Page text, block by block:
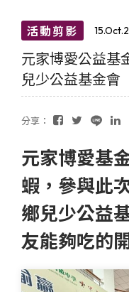
活動剪影
元家博愛公益基
兒少公益基金會
分享：
元家博愛基
蝦，參與此
鄉兒少公益
友能夠吃的